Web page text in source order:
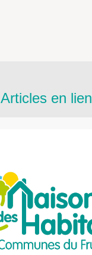
Articles en lien